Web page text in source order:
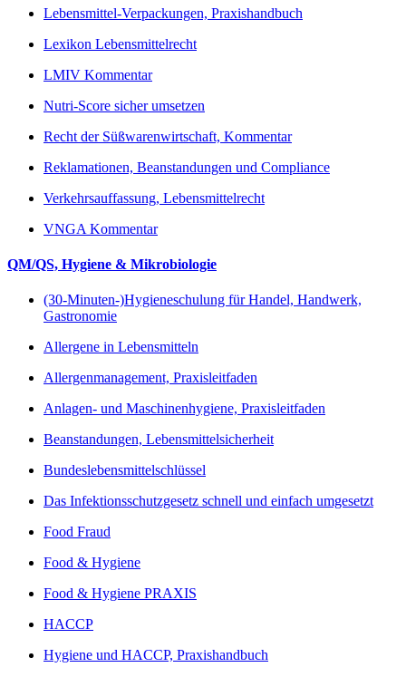
Lebensmittel-Verpackungen, Praxishandbuch
Lexikon Lebensmittelrecht
LMIV Kommentar
Nutri-Score sicher umsetzen
Recht der Süßwarenwirtschaft, Kommentar
Reklamationen, Beanstandungen und Compliance
Verkehrsauffassung, Lebensmittelrecht
VNGA Kommentar
QM/QS, Hygiene & Mikrobiologie
(30-Minuten-)Hygieneschulung für Handel, Handwerk,
Gastronomie
Allergene in Lebensmitteln
Allergenmanagement, Praxisleitfaden
Anlagen- und Maschinenhygiene, Praxisleitfaden
Beanstandungen, Lebensmittelsicherheit
Bundeslebensmittelschlüssel
Das Infektionsschutzgesetz schnell und einfach umgesetzt
Food Fraud
Food & Hygiene
Food & Hygiene PRAXIS
HACCP
Hygiene und HACCP, Praxishandbuch